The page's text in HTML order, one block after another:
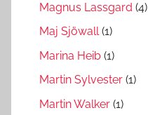
Magnus Lassgard (4)
Maj Sjöwall(1)
Marina Heib (1)
Martin Sylvester (1)
Martin Walker (1)